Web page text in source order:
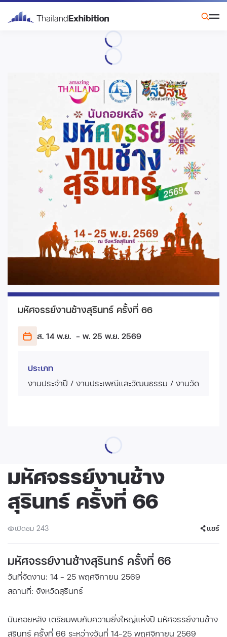
มหัศจรรย์งานช้างสุรินทร์ ครั้งที่ 66
ส. 14 พ.ย. - พ. 25 พ.ย. 2569
ประเภท
งานประจำปี / งานประเพณีและวัฒนธรรม / งานวัด
มหัศจรรย์งานช้าง
สุรินทร์ ครั้งที่ 66
เปิดชม 243 แชร์
มหัศจรรย์งานช้างสุรินทร์ ครั้งที่ 66
วันที่จัดงาน: 14 - 25 พฤศจิกายน 2569
สถานที่: จังหวัดสุรินทร์
นับถอยหลัง เตรียมพบกับความยิ่งใหญ่แห่งปี มหัศจรรย์งานช้าง
สุรินทร์ ครั้งที่ 66 ระหว่างวันที่ 14–25 พฤศจิกายน 2569